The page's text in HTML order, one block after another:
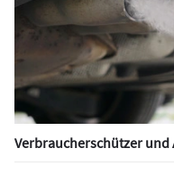
Verbraucherschützer und